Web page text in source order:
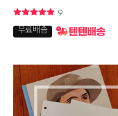
9
무료배송